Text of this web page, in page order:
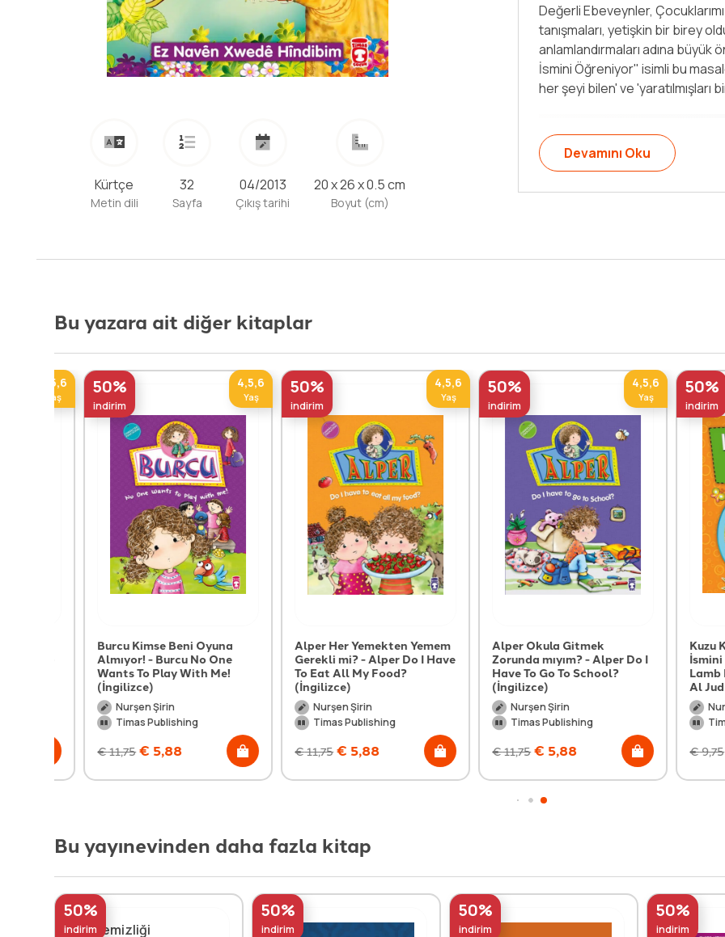
Kürtçe
Metin dili
32
Sayfa
04/2013
Çıkış tarihi
20 x 26 x 0.5 cm
Boyut (cm)
Değerli Ebeveynler,
tanışmaları, yetişkin bir birey
anlamlandırmaları adına büyük
İsmini Öğreniyor" isimli bu
her şeyi bilen' ve 'yaratılmışları
Devamını Oku
Bu yazara ait diğer kitaplar
50%
indirim
4,5,6
Yaş
Burcu Kimse Beni Oyuna
Almıyor! - Burcu No One
Wants To Play With Me!
(İngilizce)
Nurşen Şirin
Timas Publishing
11,75 €5,88
50%
indirim
4,5,6
Yaş
Alper Her Yemekten Yemem
Gerekli mi? - Alper Do I Have
To Eat All My Food?
(İngilizce)
Nurşen Şirin
Timas Publishing
11,75 €5,88
50%
indirim
4,5,6
Yaş
Alper Okula Gitmek
Zorunda mıyım? - Alper Do I
Have To Go To School?
(İngilizce)
Nurşen Şirin
Timas Publishing
11,75 €5,88
50%
indirim
Kuzu
İsmini
Lamb
Al Jud
Nurşen
Timas
9,75 €
Bu yayınevinden daha fazla kitap
50%
indirim
50%
indirim
50%
indirim
50%
indirim